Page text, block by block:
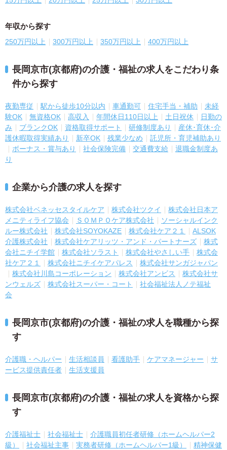
年収から探す
250万円以上 300万円以上 350万円以上 400万円以上
長岡京市(京都府)の介護・福祉の求人をこだわり条
件から探す
夜勤専従 駅から徒歩10分以内 車通勤可 住宅手当・補助
未経
験OK
無資格OK 高収入 年間休日110日以上 土日祝休
日勤の
み
ブランクOK 資格取得サポート 研修制度あり
産休･育休･介
護休暇取得実績あり
新卒OK 残業少なめ
託児所・育児補助あり
ボーナス・賞与あり
社会保険完備 交通費支給
退職金制度あ
り
企業から介護の求人を探す
株式会社ベネッセスタイルケア 株式会社ツクイ
株式会社日本ア
メニティライフ協会
ＳＯＭＰＯケア株式会社
ソーシャルインク
ルー株式会社
株式会社SOYOKAZE 株式会社ケア２１
ALSOK
介護株式会社
株式会社ケアリッツ・アンド・パートナーズ
株式
会社ニチイ学館
株式会社ソラスト 株式会社やさしい手
株式会
社ケア２１
株式会社ニチイケアパレス
株式会社サンガジャパン
株式会社川島コーポレーション
株式会社アンビス
株式会社サ
ンウェルズ
株式会社スーパー・コート
社会福祉法人ノテ福祉
会
長岡京市(京都府)の介護・福祉の求人を職種から探
す
介護職・ヘルパー 生活相談員 看護助手 ケアマネージャー
サ
ービス提供責任者
生活支援員
長岡京市(京都府)の介護・福祉の求人を資格から探
す
介護福祉士 社会福祉士
介護職員初任者研修（ホームヘルパー2
級）
社会福祉主事 実務者研修（ホームヘルパー1級）
精神保健